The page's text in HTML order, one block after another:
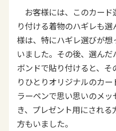
お客様には、このカード
り付ける着物のハギレも
様は、特にハギレ選びが想
いました。その後、選ん
ボンドで貼り付けると、
りひとりオリジナルのカ
ラーペンで思い思いのメ
き、プレゼント用にされ
方もいました。